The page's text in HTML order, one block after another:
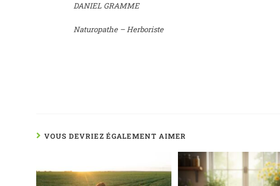
DANIEL GRAMME
Naturopathe – Herboriste
VOUS DEVRIEZ ÉGALEMENT AIMER